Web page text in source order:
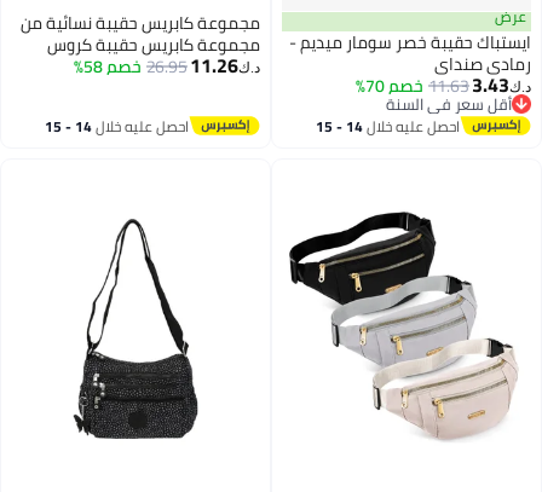
عرض
ايستباك حقيبة خصر سومار ميديم -
رمادي صنداي
د.ك‏3.43
11.63خصم 70%
أقل سعر في السنة
أقل سعر في السنة
احصل عليه خلال 14 - 15
مجموعة كابريس حقيبة نسائية من
مجموعة كابريس حقيبة كروس
بودي with مصنوعة من النايلون
الوزن مع تخزين منظم للسفر والعمل
والاستخدام اليومي، أسود، 307664
د.ك‏11.26
26.95خصم 58%
احصل عليه خلال 14 - 15